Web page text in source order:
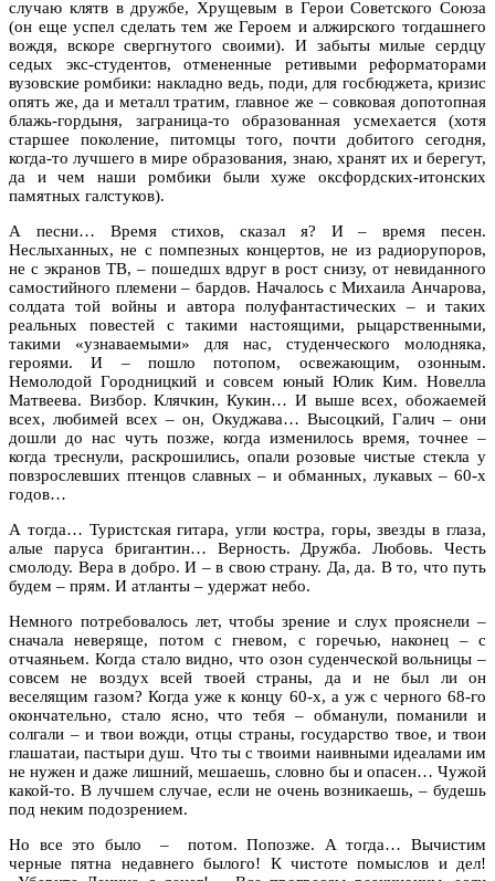
случаю клятв в дружбе, Хрущевым в Герои Советского Союза
(он еще успел сделать тем же Героем и алжирского тогдашнего
вождя, вскоре свергнутого своими). И забыты милые сердцу
седых экс-студентов, отмененные ретивыми реформаторами
вузовские ромбики: накладно ведь, поди, для госбюджета, кризис
опять же, да и металл тратим, главное же – совковая допотопная
блажь-гордыня, заграница-то образованная усмехается (хотя
старшее поколение, питомцы того, почти добитого сегодня,
когда-то лучшего в мире образования, знаю, хранят их и берегут,
да и чем наши ромбики были хуже оксфордских-итонских
памятных галстуков).
А песни… Время стихов, сказал я? И – время песен.
Неслыханных, не с помпезных концертов, не из радиорупоров,
не с экранов ТВ, – пошедшх вдруг в рост снизу, от невиданного
самостийного племени – бардов. Началось с Михаила Анчарова,
солдата той войны и автора полуфантастических – и таких
реальных повестей с такими настоящими, рыцарственными,
такими «узнаваемыми» для нас, студенческого молодняка,
героями. И – пошло потопом, освежающим, озонным.
Немолодой Городницкий и совсем юный Юлик Ким. Новелла
Матвеева. Визбор. Клячкин, Кукин… И выше всех, обожаемей
всех, любимей всех – он, Окуджава… Высоцкий, Галич – они
дошли до нас чуть позже, когда изменилось время, точнее –
когда треснули, раскрошились, опали розовые чистые стекла у
повзрослевших птенцов славных – и обманных, лукавых – 60-х
годов…
А тогда… Туристская гитара, угли костра, горы, звезды в глаза,
алые паруса бригантин… Верность. Дружба. Любовь. Честь
смолоду. Вера в добро. И – в свою страну. Да, да. В то, что путь
будем – прям. И атланты – удержат небо.
Немного потребовалось лет, чтобы зрение и слух прояснели –
сначала неверяще, потом с гневом, с горечью, наконец – с
отчаяньем. Когда стало видно, что озон суденческой вольницы –
совсем не воздух всей твоей страны, да и не был ли он
веселящим газом? Когда уже к концу 60-х, а уж с черного 68-го
окончательно, стало ясно, что тебя – обманули, поманили и
солгали – и твои вожди, отцы страны, государство твое, и твои
глашатаи, пастыри душ. Что ты с твоими наивными идеалами им
не нужен и даже лишний, мешаешь, словно бы и опасен… Чужой
какой-то. В лучшем случае, если не очень возникаешь, – будешь
под неким подозрением.
Но все это было – потом. Попозже. А тогда… Вычистим
черные пятна недавнего былого! К чистоте помыслов и дел!